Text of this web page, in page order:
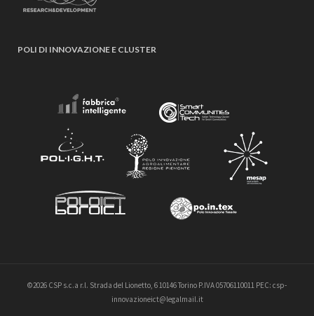
POLI DI INNOVAZIONE E CLUSTER
©2026 CSP s.c.a r.l. Strada del Lionetto, 6 10146 Torino P.IVA 05706110011 PEC: csp-
innovazioneict@legalmail.it